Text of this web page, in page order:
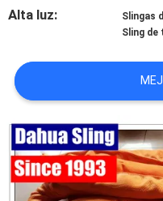
EN
CONTACTO
CON
NOTICIAS
PIDA
Alta luz:
Slingas
Sling de